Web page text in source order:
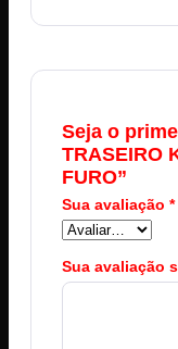
Seja o
TRASEIRO
FURO”
Sua avaliação *
Sua avaliação